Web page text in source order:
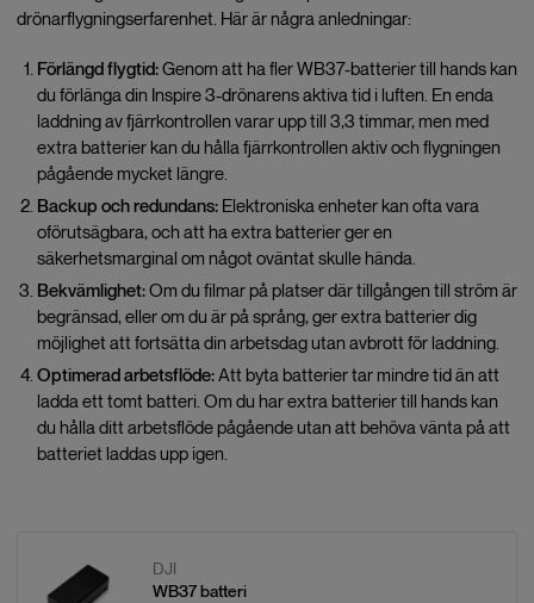
drönarflygningserfarenhet. Här är några anledningar:
Förlängd flygtid:Genom att ha fler WB37-batterier till hands kan
du förlänga din Inspire 3-drönarens aktiva tid i luften. En enda
laddning av fjärrkontrollen varar upp till 3,3 timmar, men med
extra batterier kan du hålla fjärrkontrollen aktiv och flygningen
pågående mycket längre.
Backup och redundans: Elektroniska enheter kan ofta vara
oförutsägbara, och att ha extra batterier ger en
säkerhetsmarginal om något oväntat skulle hända.
Bekvämlighet:Om du filmar på platser där tillgången till ström är
begränsad, eller om du är på språng, ger extra batterier dig
möjlighet att fortsätta din arbetsdag utan avbrott för laddning.
Optimerad arbetsflöde:Att byta batterier tar mindre tid än att
ladda ett tomt batteri. Om du har extra batterier till hands kan
du hålla ditt arbetsflöde pågående utan att behöva vänta på att
batteriet laddas upp igen.
DJI
WB37 batteri